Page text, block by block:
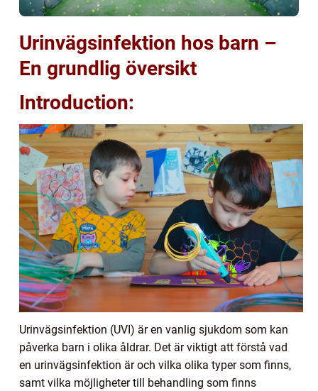
Urinvägsinfektion hos barn –
En grundlig översikt
Introduction:
Urinvägsinfektion (UVI) är en vanlig sjukdom som kan
påverka barn i olika åldrar. Det är viktigt att förstå vad
en urinvägsinfektion är och vilka olika typer som finns,
samt vilka möjligheter till behandling som finns